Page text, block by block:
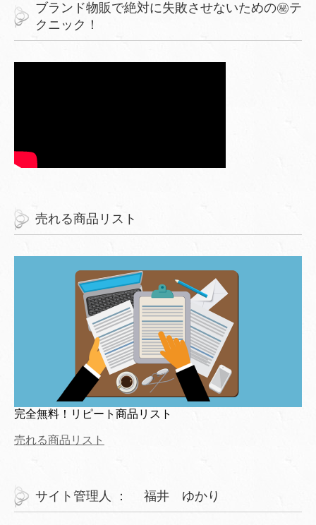
ブランド物販で絶対に失敗させないための㊙︎テ
クニック！
売れる商品リスト
完全無料！リピート商品リスト
売れる商品リスト
サイト管理人 ： 福井 ゆかり